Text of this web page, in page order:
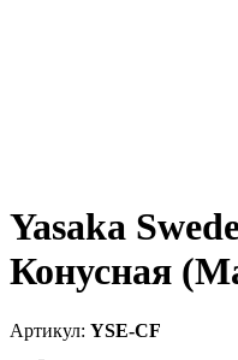
Yasaka
Конусная
YSE-CF